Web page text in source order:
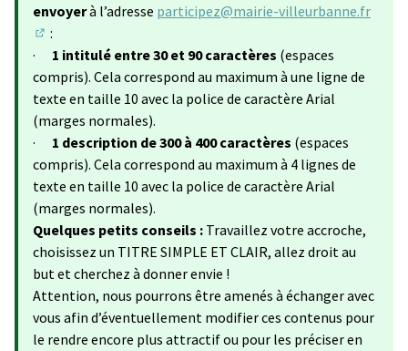
envoyerà l’adresse participez@mairie-villeurbanne.fr
(S'ouvre dans un nouvel onglet)
:
· 1 intitulé entre 30 et 90 caractères (espaces
compris). Cela correspond au maximum à une ligne de
texte en taille 10 avec la police de caractère Arial
(marges normales).
· 1 description de 300 à 400 caractères (espaces
compris). Cela correspond au maximum à 4 lignes de
texte en taille 10 avec la police de caractère Arial
(marges normales).
Quelques petits conseils : Travaillez votre accroche,
choisissez un TITRE SIMPLE ET CLAIR, allez droit au
but et cherchez à donner envie !
Attention, nous pourrons être amenés à échanger avec
vous afin d’éventuellement modifier ces contenus pour
le rendre encore plus attractif ou pour les préciser en